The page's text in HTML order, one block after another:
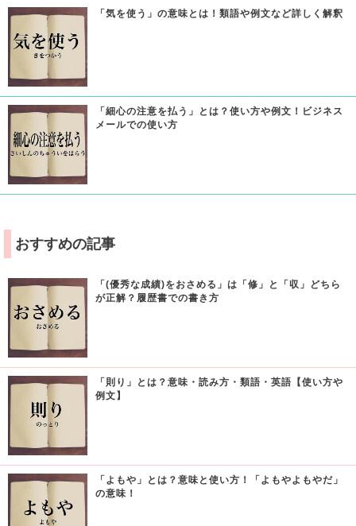
「気を使う」の意味とは！類語や例文など詳しく解釈
「細心の注意を払う」とは？使い方や例文！ビジネス
メールでの使い方
おすすめの記事
「(優秀な成績)をおさめる」は「修」と「収」どちら
が正解？履歴書での書き方
「則り」とは？意味・読み方・類語・英語【使い方や
例文】
「よもや」とは？意味と使い方！「よもやよもやだ」
の意味！